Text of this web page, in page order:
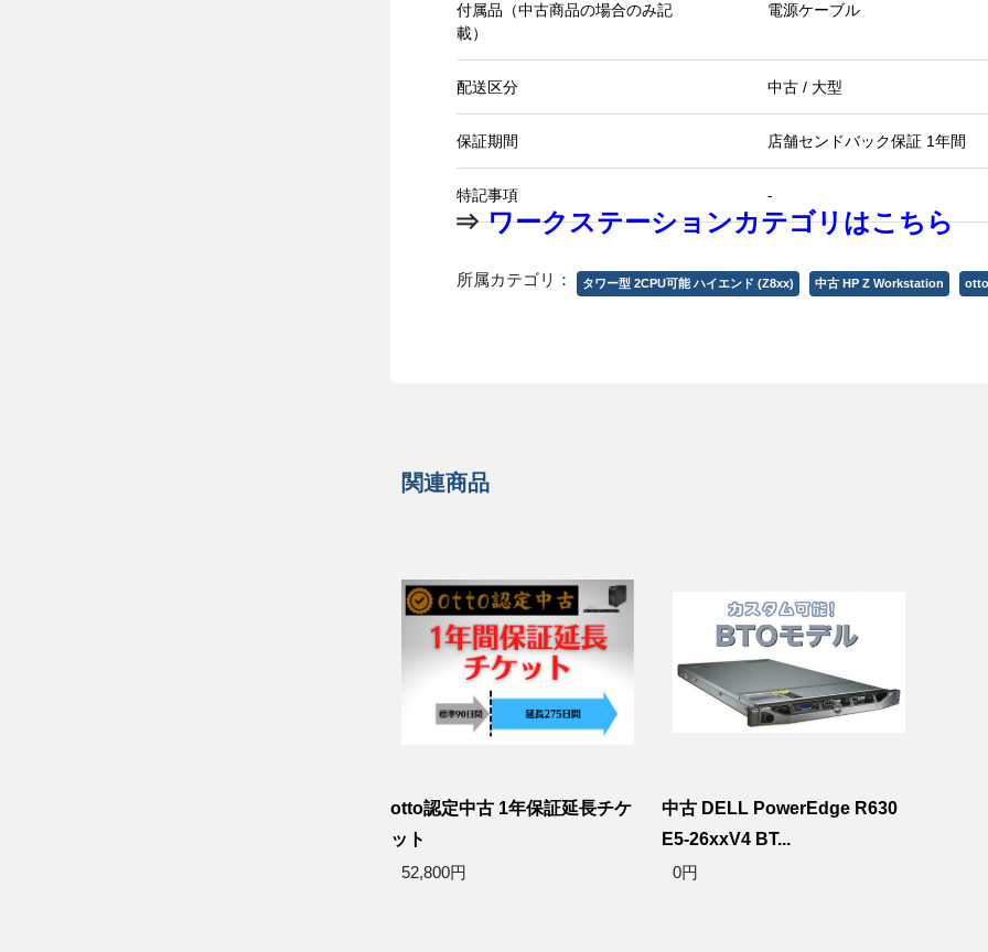
付属品（中古商品の場合のみ記
載）
電源ケーブル
配送区分 中古 / 大型
保証期間 店舗センドバック保証 1年間
特記事項 -
⇒ワークステーションカテゴリはこちら
所属カテゴリ： タワー型 2CPU可能 ハイエンド (Z8xx) 中古 HP Z Workstation otto
関連商品
otto認定中古 1年保証延長チケ
ット
52,800円
中古 DELL PowerEdge R630
E5-26xxV4 BT...
0円